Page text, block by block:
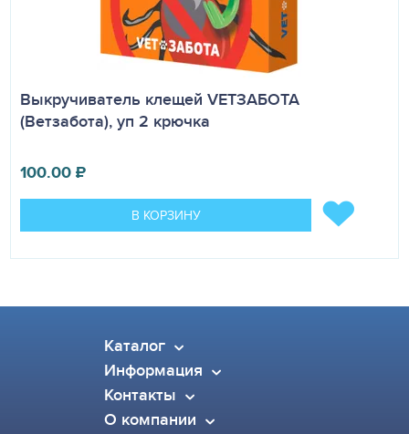
Выкручиватель клещей VETЗАБОТА
(Ветзабота), уп 2 крючка
100.00₽
В КОРЗИНУ
Каталог
Информация
Контакты
О компании